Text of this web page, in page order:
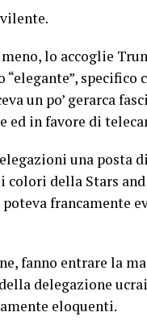
lo accoglie
un po’ gerarca
ed in favore di
una posta
della Stars
francamente
fanno entrare la
delegazione
eloquenti.